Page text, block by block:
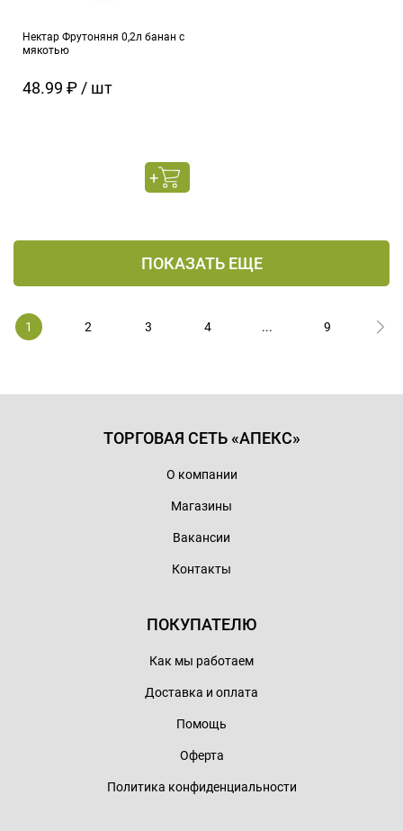
Нектар Фрутоняня 0,2л банан с
мякотью
48.99 ₽ / шт
ПОКАЗАТЬ ЕЩЕ
1 2 3 4 ... 9
ТОРГОВАЯ СЕТЬ «АПЕКС»
О компании
Магазины
Вакансии
Контакты
ПОКУПАТЕЛЮ
Как мы работаем
Доставка и оплата
Помощь
Оферта
Политика конфиденциальности